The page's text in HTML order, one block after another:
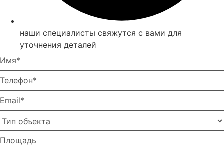
наши специалисты свяжутся с вами для
уточнения деталей